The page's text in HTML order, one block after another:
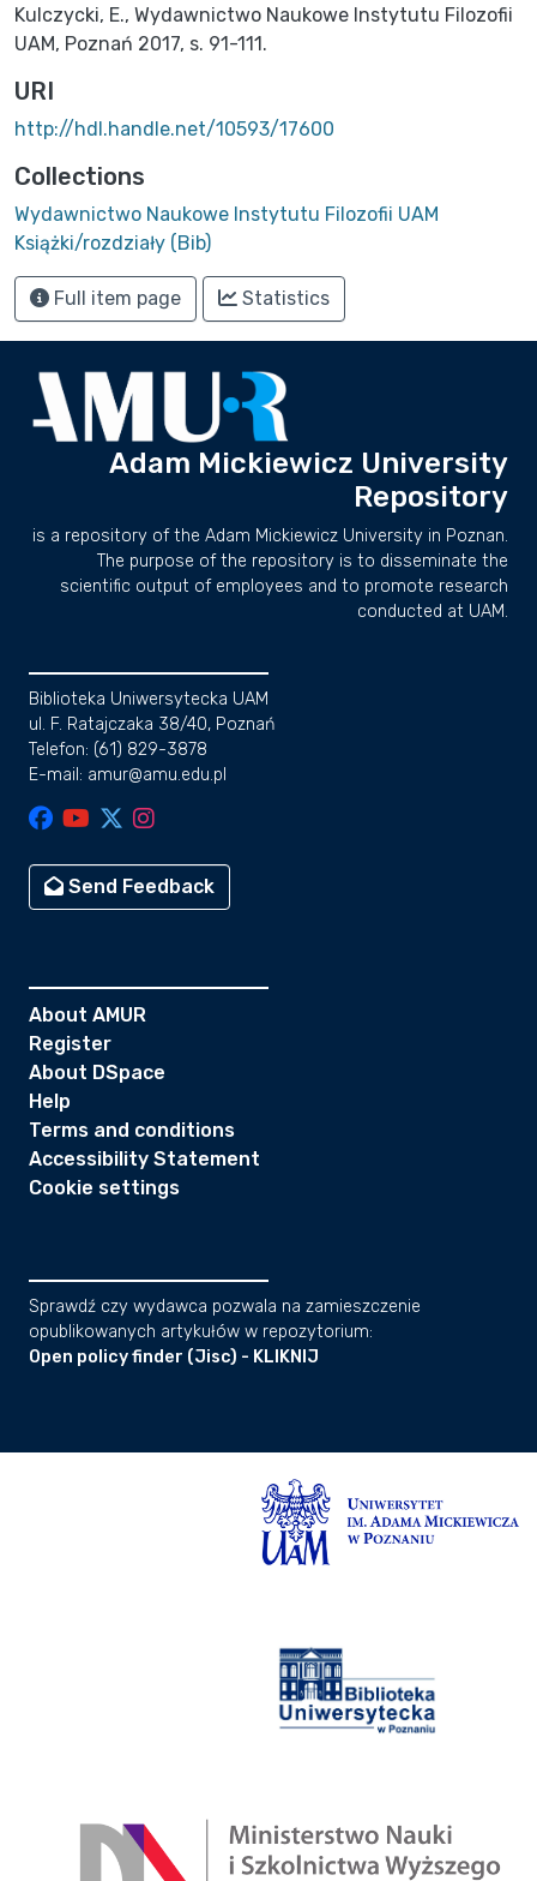
Kulczycki, E., Wydawnictwo Naukowe Instytutu Filozofii
UAM, Poznań 2017, s. 91-111.
URI
http://hdl.handle.net/10593/17600
Collections
Wydawnictwo Naukowe Instytutu Filozofii UAM
Książki/rozdziały (Bib)
Full item page Statistics
Adam Mickiewicz University
Repository
is a repository of the Adam Mickiewicz University in Poznan.
The purpose of the repository is to disseminate the
scientific output of employees and to promote research
conducted at UAM.
Biblioteka Uniwersytecka UAM
ul. F. Ratajczaka 38/40, Poznań
Telefon: (61) 829-3878
E-mail: amur@amu.edu.pl
Send Feedback
About AMUR
Register
About DSpace
Help
Terms and conditions
Accessibility Statement
Cookie settings
Sprawdź czy wydawca pozwala na zamieszczenie
opublikowanych artykułów w repozytorium:
Open policy finder (Jisc) - KLIKNIJ